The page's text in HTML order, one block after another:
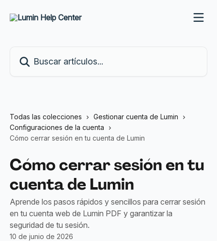
Todas las colecciones
Gestionar cuenta de Lumin
Configuraciones de la cuenta
Cómo cerrar sesión en tu cuenta de Lumin
Cómo cerrar sesión en tu
cuenta de Lumin
Aprende los pasos rápidos y sencillos para cerrar sesión
en tu cuenta web de Lumin PDF y garantizar la
seguridad de tu sesión.
10 de junio de 2026